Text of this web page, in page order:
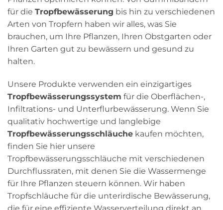
für die Tropfbewässerung bis hin zu verschiedenen
Arten von Tropfern haben wir alles, was Sie
brauchen, um Ihre Pflanzen, Ihren Obstgarten oder
Ihren Garten gut zu bewässern und gesund zu
halten.
Unsere Produkte verwenden ein einzigartiges
Tropfbewässerungssystem für die Oberflächen-,
Infiltrations- und Unterflurbewässerung. Wenn Sie
qualitativ hochwertige und langlebige
Tropfbewässerungsschläuche kaufen möchten,
finden Sie hier unsere
Tropfbewässerungsschläuche mit verschiedenen
Durchflussraten, mit denen Sie die Wassermenge
für Ihre Pflanzen steuern können. Wir haben
Tropfschläuche für die unterirdische Bewässerung,